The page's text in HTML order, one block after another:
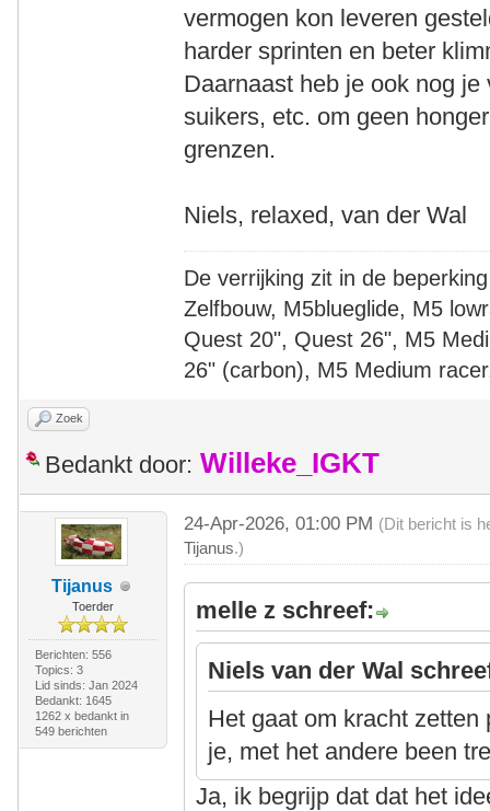
vermogen kon leveren
harder sprinten en beter
Daarnaast heb je ook nog
suikers, etc. om geen
grenzen.
Niels, relaxed, van der Wal
De verrijking zit in de beperking
Zelfbouw, M5blueglide, M5
Quest 20", Quest 26", M5
26" (carbon), M5 Medium
Zoek
Bedankt door: Willeke_IGKT
Tijanus
Toerder
Berichten: 556
Topics: 3
Lid sinds: Jan 2024
Bedankt: 1645
1262 x bedankt in
549 berichten
24-Apr-2026, 01:00 PM (Dit bericht is
Tijanus.)
melle z schreef:
Niels van der Wal
Het gaat om kracht
je, met het andere been
Ja, ik begrijp dat dat het